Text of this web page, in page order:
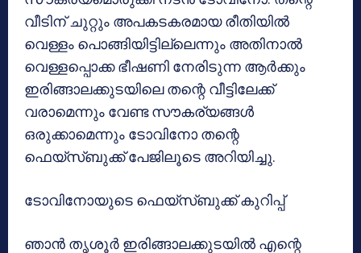
വീടിന് ചുറ്റും അപകടകരമായ രീതിയില്‍
വെള്ളം പൊങ്ങിയിട്ടില്ലെന്നും അതിനാല്‍
വെള്ളപ്പൊക്ക ഭീഷണി നേരിടുന്ന ആര്‍ക്കും
ഇരിങ്ങാലക്കുടയിലെ തന്റെ വീട്ടിലേക്ക്
വരാമെന്നും വേണ്ട സൗകര്യങ്ങള്‍
ഒരുക്കാമെന്നും ടോവിനോ തന്റെ
ഫെയ്‌സ്ബുക്ക് പേജിലൂടെ അറിയിച്ചു.
ടോവിനോയുടെ ഫെയ്‌സ്ബുക്ക് കുറിപ്പ്
ഞാന്‍ തൃശൂര്‍ ഇരിങ്ങാലക്കുടയില്‍ എന്റെ